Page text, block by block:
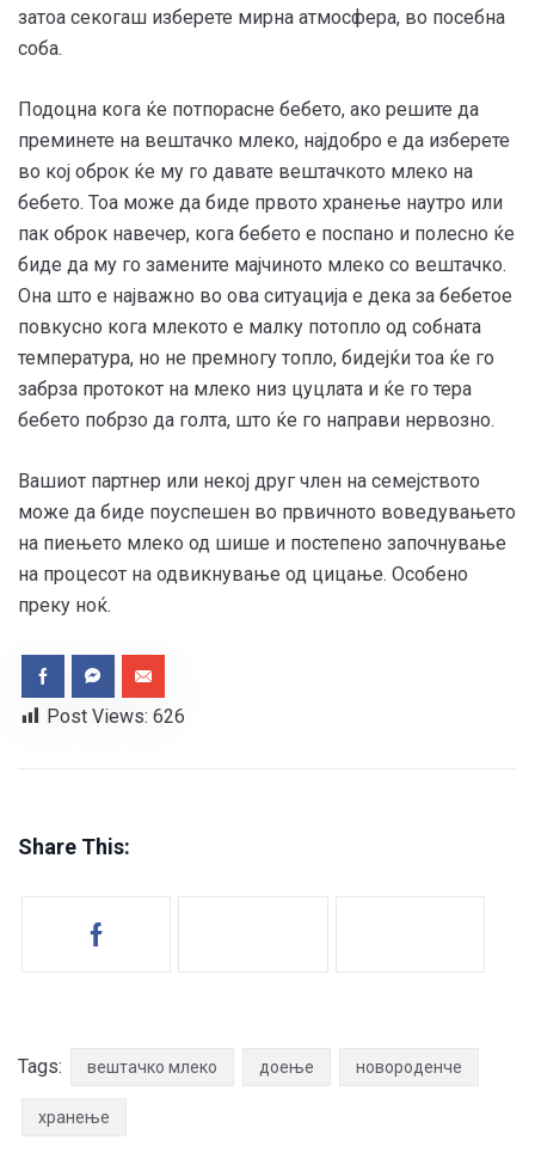
затоа секогаш изберете мирна атмосфера, во посебна
соба.
Подоцна кога ќе потпорасне бебето, ако решите да
преминете на вештачко млеко, најдобро е да изберете
во кој оброк ќе му го давате вештачкото млеко на
бебето. Тоа може да биде првото хранење наутро или
пак оброк навечер, кога бебето е поспано и полесно ќе
биде да му го замените мајчиното млеко со вештачко.
Она што е најважно во ова ситуација е дека за бебетое
повкусно кога млекото е малку потопло од собната
температура, но не премногу топло, бидејќи тоа ќе го
забрза протокот на млеко низ цуцлата и ќе го тера
бебето побрзо да голта, што ќе го направи нервозно.
Вашиот партнер или некој друг член на семејството
може да биде поуспешен во првичното воведувањето
на пиењето млеко од шише и постепено започнување
на процесот на одвикнување од цицање. Особено
преку ноќ.
Post Views: 626
Share This:
Tags: вештачко млеко доење новороденче
хранење